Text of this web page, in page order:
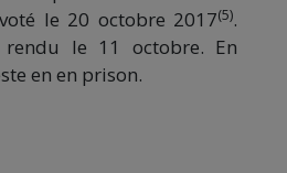
le 20 octobre 2017(5).
le 11 octobre. En
en en prison.